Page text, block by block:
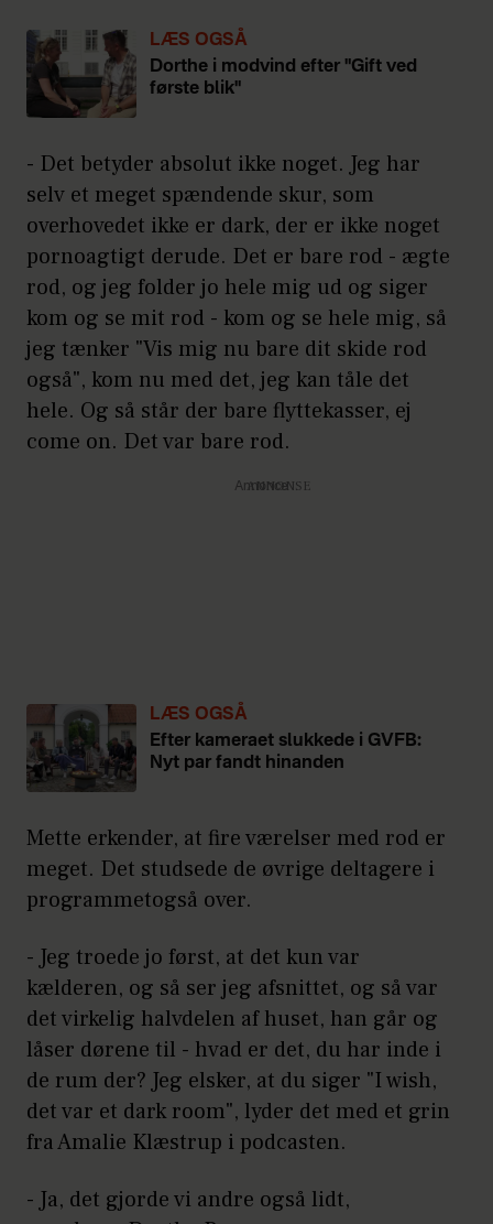
LÆS OGSÅ
Dorthe i modvind efter "Gift ved
første blik"
- Det betyder absolut ikke noget. Jeg har
selv et meget spændende skur, som
overhovedet ikke er dark, der er ikke noget
pornoagtigt derude. Det er bare rod - ægte
rod, og jeg folder jo hele mig ud og siger
kom og se mit rod - kom og se hele mig, så
jeg tænker "Vis mig nu bare dit skide rod
også", kom nu med det, jeg kan tåle det
hele. Og så står der bare flyttekasser, ej
come on. Det var bare rod.
Annonce
LÆS OGSÅ
Efter kameraet slukkede i GVFB:
Nyt par fandt hinanden
Mette erkender, at fire værelser med rod er
meget. Det studsede de øvrige deltagere i
programmetogså over.
- Jeg troede jo først, at det kun var
kælderen, og så ser jeg afsnittet, og så var
det virkelig halvdelen af huset, han går og
låser dørene til - hvad er det, du har inde i
de rum der? Jeg elsker, at du siger "I wish,
det var et dark room", lyder det med et grin
fra Amalie Klæstrup i podcasten.
- Ja, det gjorde vi andre også lidt,